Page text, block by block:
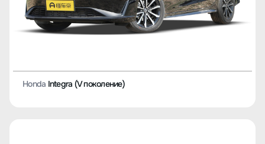
Honda Integra (V поколение)